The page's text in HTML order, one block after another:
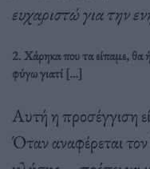
ευχαριστώ για την
2. Χάρηκα που τα είπαμε, θα
φύγω γιατί […]
Αυτή η προσέγγιση
Όταν αναφέρεται